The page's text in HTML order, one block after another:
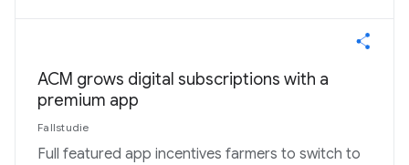
ACM grows digital subscriptions with a
premium app
Fallstudie
Full featured app incentives farmers to switch to